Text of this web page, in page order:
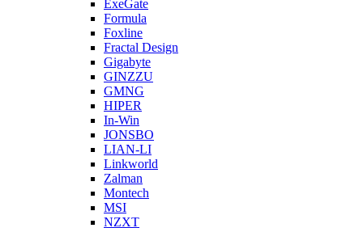
ExeGate
Formula
Foxline
Fractal Design
Gigabyte
GINZZU
GMNG
HIPER
In-Win
JONSBO
LIAN-LI
Linkworld
Zalman
Montech
MSI
NZXT